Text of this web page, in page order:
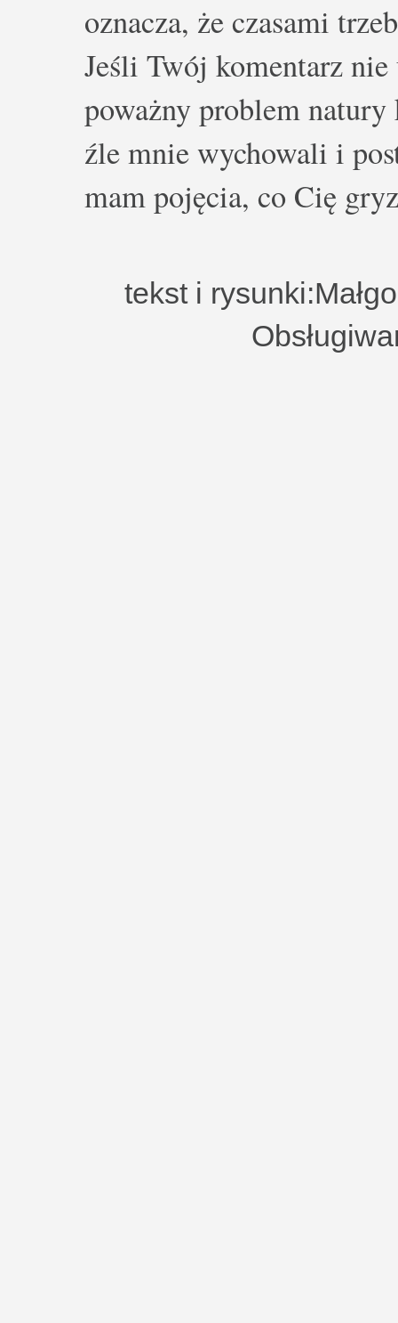
oznacza, że czasami
Jeśli Twój komentarz nie
poważny problem
źle mnie wychowali i
mam pojęcia, co Cię
tekst i